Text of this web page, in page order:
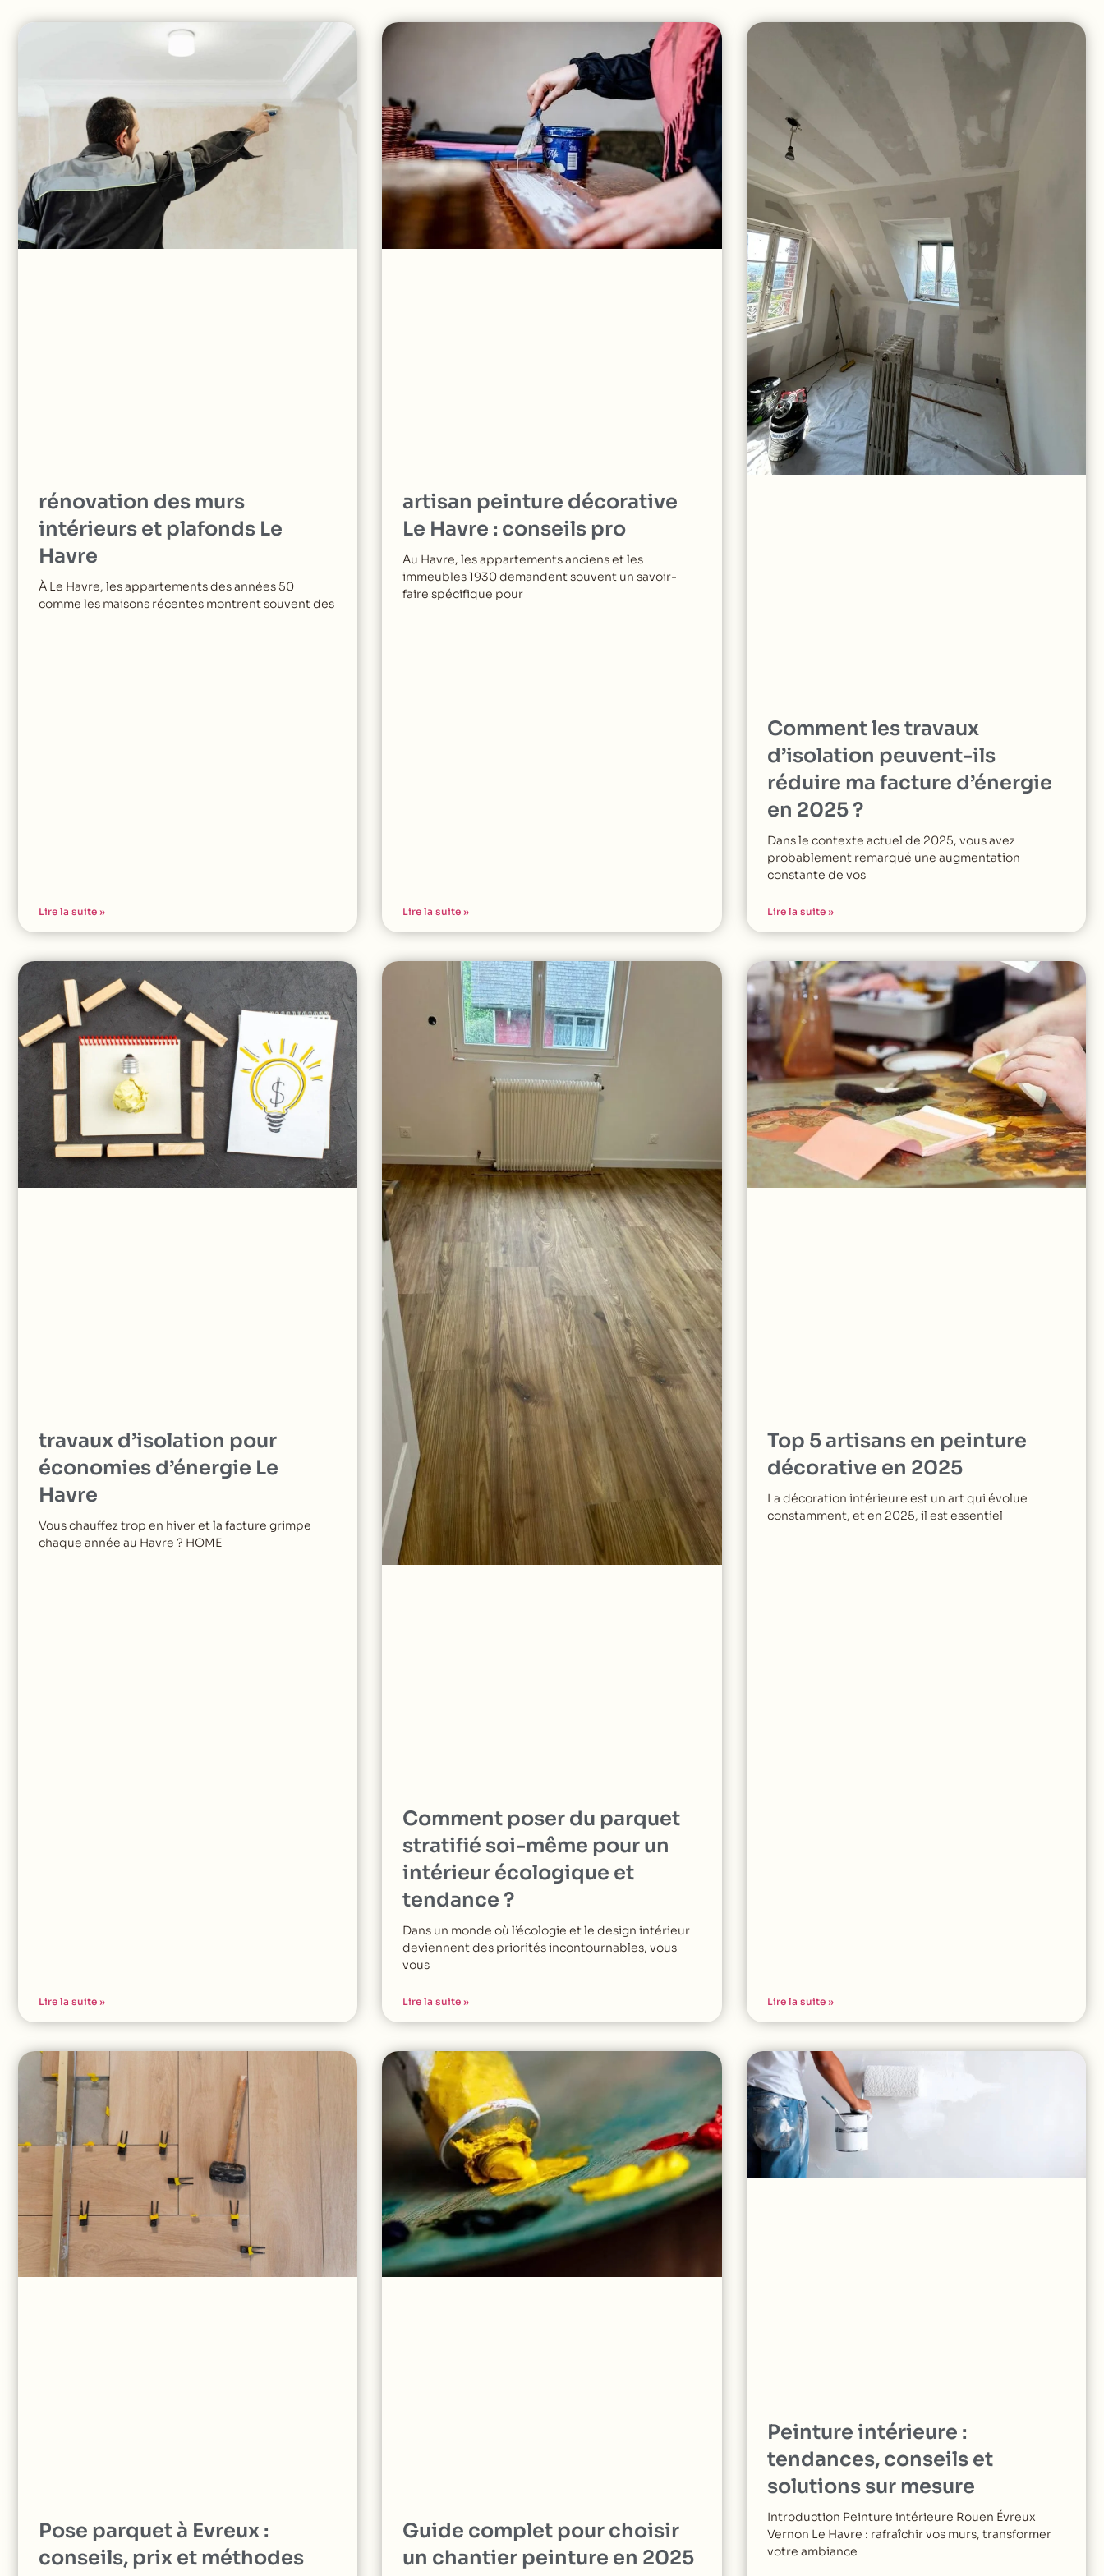
rénovation des murs
intérieurs et plafonds Le
Havre
À Le Havre, les appartements des années 50
comme les maisons récentes montrent souvent des
Lire la suite »
artisan peinture décorative
Le Havre : conseils pro
Au Havre, les appartements anciens et les
immeubles 1930 demandent souvent un savoir-
faire spécifique pour
Lire la suite »
Comment les travaux
d’isolation peuvent-ils
réduire ma facture d’énergie
en 2025 ?
Dans le contexte actuel de 2025, vous avez
probablement remarqué une augmentation
constante de vos
Lire la suite »
travaux d’isolation pour
économies d’énergie Le
Havre
Vous chauffez trop en hiver et la facture grimpe
chaque année au Havre ? HOME
Lire la suite »
Comment poser du parquet
stratifié soi-même pour un
intérieur écologique et
tendance ?
Dans un monde où l’écologie et le design intérieur
deviennent des priorités incontournables, vous
vous
Lire la suite »
Top 5 artisans en peinture
décorative en 2025
La décoration intérieure est un art qui évolue
constamment, et en 2025, il est essentiel
Lire la suite »
Pose parquet à Evreux :
conseils, prix et méthodes
Guide complet pour choisir
un chantier peinture en 2025
Peinture intérieure :
tendances, conseils et
solutions sur mesure
Introduction Peinture intérieure Rouen Évreux
Vernon Le Havre : rafraîchir vos murs, transformer
votre ambiance